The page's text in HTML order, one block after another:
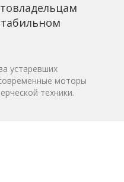
устаревших
моторы
техники.